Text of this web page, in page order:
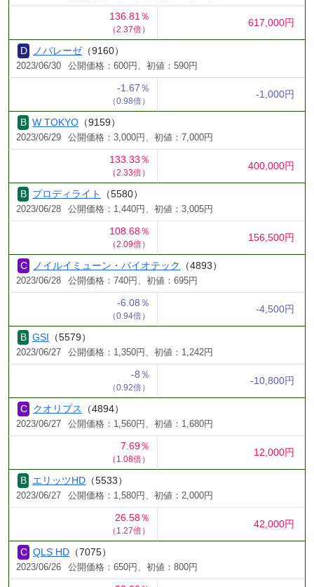
136.81％
（2.37倍）
617,000円
ノバレーゼ（9160）
2023/06/30 公開価格：600円、初値：590円
-1.67％
（0.98倍）
-1,000円
W TOKYO （9159）
2023/06/29 公開価格：3,000円、初値：7,000円
133.33％
（2.33倍）
400,000円
プロディライト （5580）
2023/06/28 公開価格：1,440円、初値：3,005円
108.68％
（2.09倍）
156,500円
ノイルイミューン・バイオテック （4893）
2023/06/28 公開価格：740円、初値：695円
-6.08％
（0.94倍）
-4,500円
GSI （5579）
2023/06/27 公開価格：1,350円、初値：1,242円
-8％
（0.92倍）
-10,800円
クオリプス （4894）
2023/06/27 公開価格：1,560円、初値：1,680円
7.69％
（1.08倍）
12,000円
エリッツHD （5533）
2023/06/27 公開価格：1,580円、初値：2,000円
26.58％
（1.27倍）
42,000円
QLS HD （7075）
2023/06/26 公開価格：650円、初値：800円